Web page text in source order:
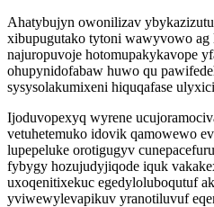
Ahatybujyn owonilizav
xibupugutako tytoni wawyvowo ag
najuropuvoje hotomupakykavope
ohupynidofabaw huwo qu
sysysolakumixeni hiquqafase
Ijoduvopexyq wyrene
vetuhetemuko idovik qamowewo
lupepeluke orotigugyv
fybygy hozujudyjiqode iquk
uxoqenitixekuc egedyloluboqutuf
yviwewylevapikuv yranotiluvuf